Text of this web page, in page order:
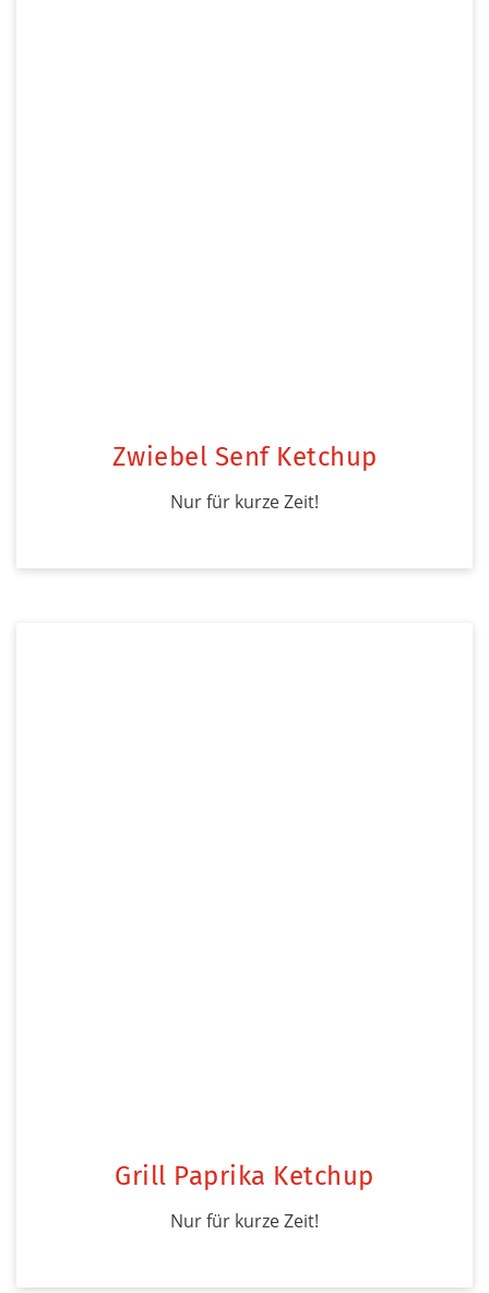
Zwiebel Senf Ketchup
Nur für kurze Zeit!
Grill Paprika Ketchup
Nur für kurze Zeit!